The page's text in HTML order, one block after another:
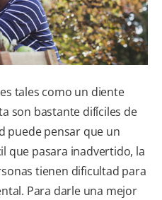
SUSCRIBITE
tales como un diente
son bastante difíciles de
puede pensar que un
que pasara inadvertido, la
tienen dificultad para
Para darle una mejor